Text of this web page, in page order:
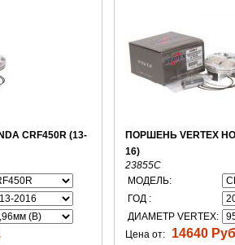
CRF450R (13-
ПОРШЕНЬ VERTEX
16)
23855C
МОДЕЛЬ:
ГОД :
ДИАМЕТР VERTEX:
Цена от:
14640